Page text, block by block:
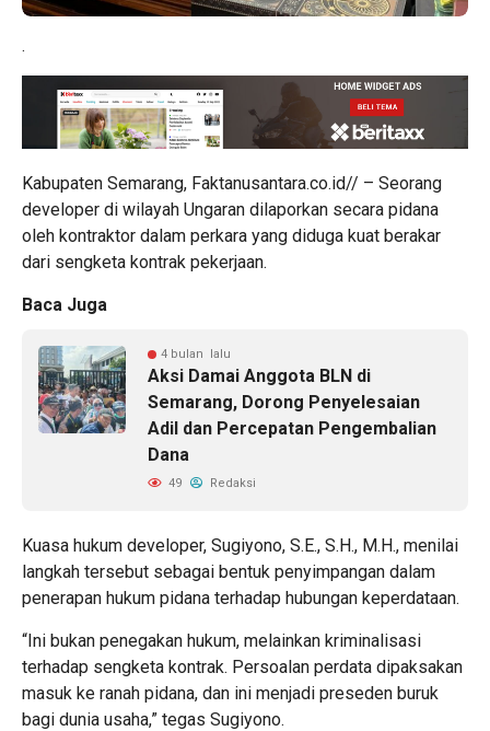
.
Kabupaten Semarang, Faktanusantara.co.id// – Seorang
developer di wilayah Ungaran dilaporkan secara pidana
oleh kontraktor dalam perkara yang diduga kuat berakar
dari sengketa kontrak pekerjaan.
Baca Juga
4 bulan lalu
Aksi Damai Anggota BLN di
Semarang, Dorong Penyelesaian
Adil dan Percepatan Pengembalian
Dana
49 Redaksi
Kuasa hukum developer, Sugiyono, S.E., S.H., M.H., menilai
langkah tersebut sebagai bentuk penyimpangan dalam
penerapan hukum pidana terhadap hubungan keperdataan.
“Ini bukan penegakan hukum, melainkan kriminalisasi
terhadap sengketa kontrak. Persoalan perdata dipaksakan
masuk ke ranah pidana, dan ini menjadi preseden buruk
bagi dunia usaha,” tegas Sugiyono.